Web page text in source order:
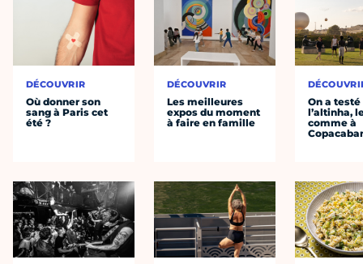
DÉCOUVRIR
Où donner son
sang à Paris cet
été ?
DÉCOUVRIR
Les meilleures
expos du moment
à faire en famille
On a testé
l’altinha,
comme à